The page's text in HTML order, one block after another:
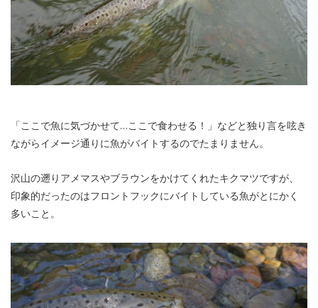
「ここで魚に気づかせて…ここで食わせる！」などと独り言を呟き
ながらイメージ通りに魚がバイトするのでたまりません。
沢山の遡りアメマスやブラウンをかけてくれたキクマツですが、
印象的だったのはフロントフックにバイトしている魚がとにかく
多いこと。